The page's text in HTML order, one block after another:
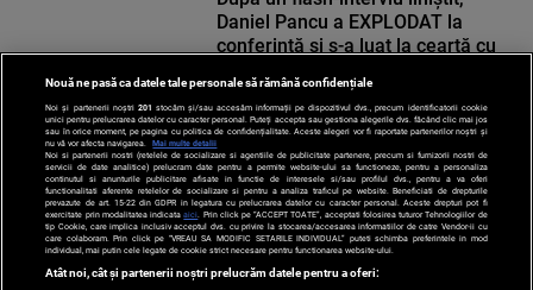
SPORT
Daniel Pancu a EXPLODAT la
conferință și s-a luat la ceartă cu
strigați”
Nouă ne pasă ca datele tale personale să rămână confidențiale
Noi și partenerii noștri 201 stocăm și/sau accesăm informații pe dispozitivul dvs., precum identificatorii cookie
unici pentru prelucrarea datelor cu caracter personal. Puteți accepta sau gestiona alegerile dvs. făcând clic mai jos
sau în orice moment, pe pagina cu politica de confidențialitate. Aceste alegeri vor fi raportate partenerilor noștri și
nu vă vor afecta navigarea.
Mai multe detalii
Noi si partenerii nostri (retelele de socializare si agentiile de publicitate partenere, precum si furnizorii nostri de
servicii de date analitice) prelucram date pentru a permite website-ului sa functioneze, pentru a personaliza
continutul si anunturile publicitare afisate in functie de interesele si/sau profilul dvs., pentru a va oferi
functionalitati aferente retelelor de socializare si pentru a analiza traficul pe website. Beneficiati de drepturile
prevazute de art. 15-22 din GDPR in legatura cu prelucrarea datelor cu caracter personal. Aceste drepturi pot fi
exercitate prin modalitatea indicataaici . Prin click pe “ACCEPT TOATE”, acceptati folosirea tuturor Tehnologiilor de
tip Cookie, care implica inclusiv acceptul dvs. cu privire la stocarea/accesarea informatiilor de catre Vendor-ii cu
care colaboram. Prin click pe “VREAU SA MODIFIC SETARILE INDIVIDUAL” puteti schimba preferintele in mod
individual, mai putin cele legate de cookie strict necesare pentru functionarea website-ului.
Atât noi, cât și partenerii noștri prelucrăm datele pentru a oferi: